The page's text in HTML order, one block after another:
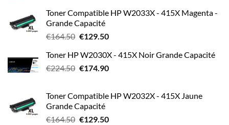
initial
était :
€1
actuel
Toner Compatible HP W2033X - 415X Magenta -
Grande Capacité
€164.50 Le
initial
était :
€129.50Le
actuel
est :
Toner HP W2030X - 415X Noir Grande Capacité
€224.50 Le
était :
€224.50.
€174.90Le
est :
Toner Compatible HP W2032X - 415X Jaune
Grande Capacité
€164.50 Le
€129.50Le